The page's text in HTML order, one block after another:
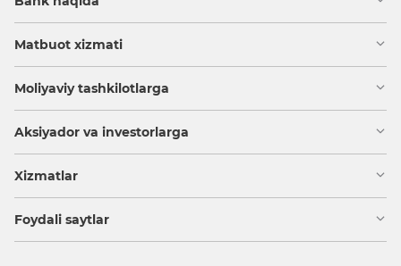
Matbuot xizmati
Moliyaviy tashkilotlarga
Aksiyador va investorlarga
Xizmatlar
Foydali saytlar